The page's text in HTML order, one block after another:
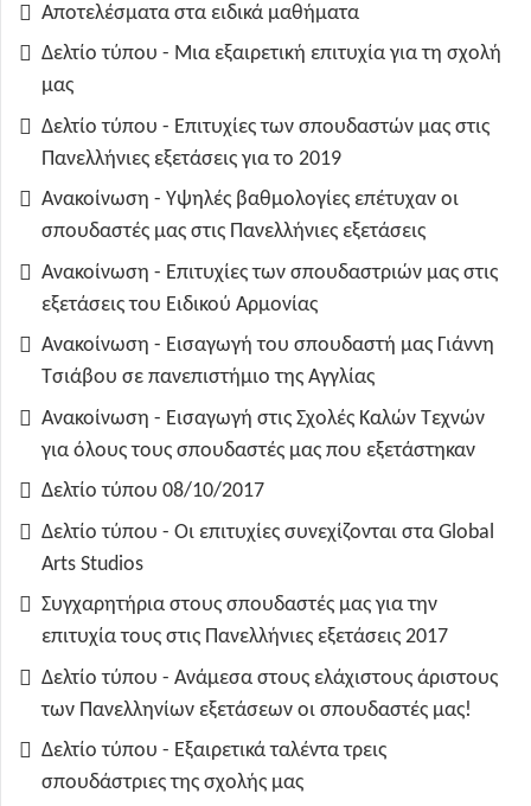
Αποτελέσματα στα ειδικά μαθήματα
Δελτίο τύπου - Μια εξαιρετική επιτυχία για τη σχολή
μας
Δελτίο τύπου - Επιτυχίες των σπουδαστών μας στις
Πανελλήνιες εξετάσεις για το 2019
Ανακοίνωση - Υψηλές βαθμολογίες επέτυχαν οι
σπουδαστές μας στις Πανελλήνιες εξετάσεις
Ανακοίνωση - Επιτυχίες των σπουδαστριών μας στις
εξετάσεις του Ειδικού Αρμονίας
Ανακοίνωση - Εισαγωγή του σπουδαστή μας Γιάννη
Τσιάβου σε πανεπιστήμιο της Αγγλίας
Ανακοίνωση - Εισαγωγή στις Σχολές Καλών Τεχνών
για όλους τους σπουδαστές μας που εξετάστηκαν
Δελτίο τύπου 08/10/2017
Δελτίο τύπου - Οι επιτυχίες συνεχίζονται στα Global
Arts Studios
Συγχαρητήρια στους σπουδαστές μας για την
επιτυχία τους στις Πανελλήνιες εξετάσεις 2017
Δελτίο τύπου - Ανάμεσα στους ελάχιστους άριστους
των Πανελληνίων εξετάσεων οι σπουδαστές μας!
Δελτίο τύπου - Εξαιρετικά ταλέντα τρεις
σπουδάστριες της σχολής μας